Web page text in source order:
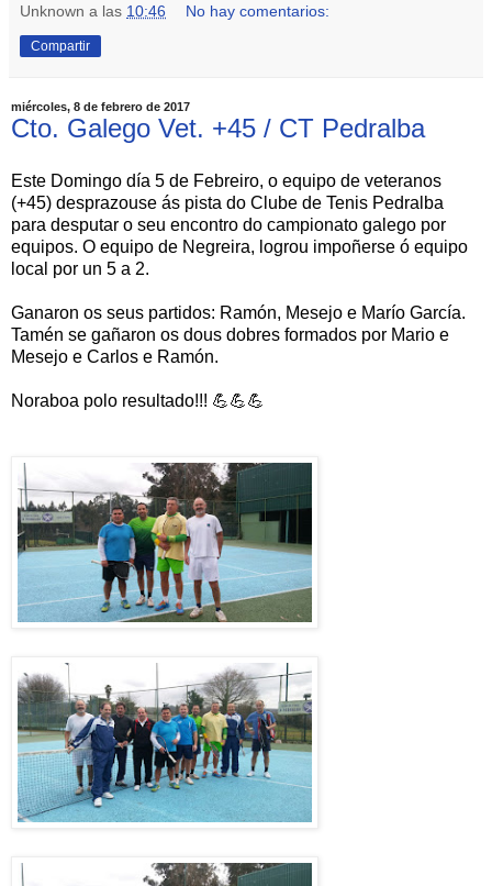
Unknown a las 10:46 No hay comentarios:
Compartir
miércoles, 8 de febrero de 2017
Cto. Galego Vet. +45 / CT Pedralba
Este Domingo día 5 de Febreiro, o equipo de veteranos
(+45) desprazouse ás pista do Clube de Tenis Pedralba
para desputar o seu encontro do campionato galego por
equipos. O equipo de Negreira, logrou impoñerse ó equipo
local por un 5 a 2.
Ganaron os seus partidos: Ramón, Mesejo e Marío García.
Tamén se gañaron os dous dobres formados por Mario e
Mesejo e Carlos e Ramón.
Noraboa polo resultado!!! 💪💪💪